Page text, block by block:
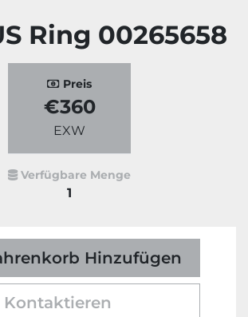
Ring 00265658
Preis
€360
EXW
Verfügbare Menge
1
Hinzufügen
Kontaktieren